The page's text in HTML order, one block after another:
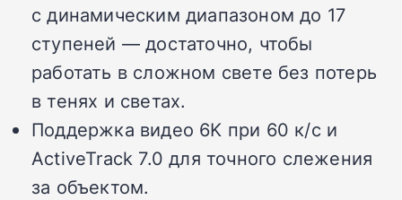
с динамическим диапазоном до 17
ступеней — достаточно, чтобы
работать в сложном свете без потерь
в тенях и светах.
Поддержка видео 6K при 60 к/с и
ActiveTrack 7.0 для точного слежения
за объектом.